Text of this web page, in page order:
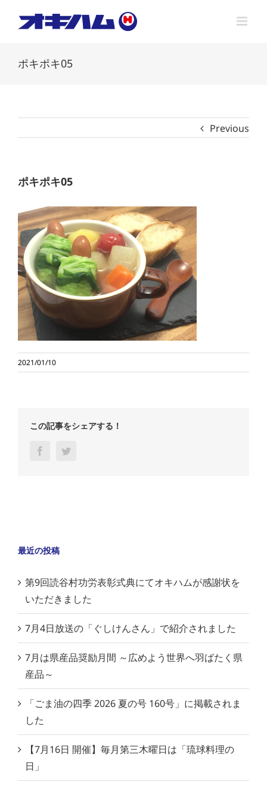
ポキポキ05
Previous
ポキポキ05
2021/01/10
この記事をシェアする！
Facebook
最近の投稿
第9回読谷村功労表彰式典にてオキハムが感謝状を
いただきました
7月4日放送の「ぐしけんさん」で紹介されました
7月は県産品奨励月間 ～広めよう世界へ羽ばたく県
産品～
「ごま油の四季 2026 夏の号 160号」に掲載されま
した
【7月16日 開催】毎月第三木曜日は「琉球料理の
日」